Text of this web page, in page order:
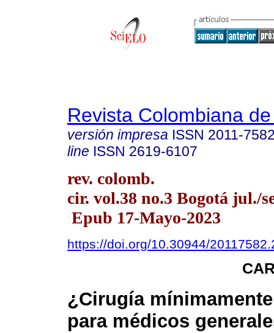
Revista Colombiana
versión impresa ISSN 2011-
line ISSN 2619-6107
rev. colomb.
cir. vol.38 no.3 Bogotá jul./
Epub 17-Mayo-2023
https://doi.org/10.30944/
¿Cirugía
para médicos